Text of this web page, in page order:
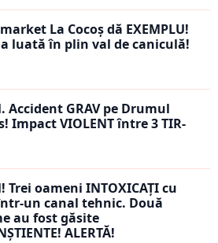
La Cocoș dă EXEMPLU!
luată în plin val de caniculă!
Accident GRAV pe Drumul
Impact VIOLENT între 3 TIR-
Trei oameni INTOXICAȚI cu
un canal tehnic. Două
au fost găsite
ALERTĂ!